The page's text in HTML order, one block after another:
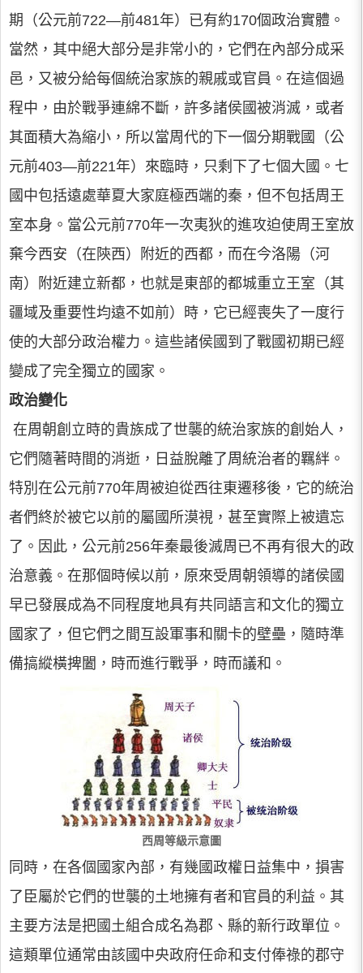
期（公元前722—前481年）已有約170個政治實體。
當然，其中絕大部分是非常小的，它們在內部分成采
邑，又被分給每個統治家族的親戚或官員。在這個過
程中，由於戰爭連綿不斷，許多諸侯國被消滅，或者
其面積大為縮小，所以當周代的下一個分期戰國（公
元前403—前221年）來臨時，只剩下了七個大國。七
國中包括遠處華夏大家庭極西端的秦，但不包括周王
室本身。當公元前770年一次夷狄的進攻迫使周王室放
棄今西安（在陝西）附近的西都，而在今洛陽（河
南）附近建立新都，也就是東部的都城重立王室（其
疆域及重要性均遠不如前）時，它已經喪失了一度行
使的大部分政治權力。這些諸侯國到了戰國初期已經
變成了完全獨立的國家。
政治變化
在周朝創立時的貴族成了世襲的統治家族的創始人，
它們隨著時間的消逝，日益脫離了周統治者的羈絆。
特別在公元前770年周被迫從西往東遷移後，它的統治
者們終於被它以前的屬國所漠視，甚至實際上被遺忘
了。因此，公元前256年秦最後滅周已不再有很大的政
治意義。在那個時候以前，原來受周朝領導的諸侯國
早已發展成為不同程度地具有共同語言和文化的獨立
國家了，但它們之間互設軍事和關卡的壁壘，隨時準
備搞縱橫捭闔，時而進行戰爭，時而議和。
西周等級示意圖
同時，在各個國家內部，有幾國政權日益集中，損害
了臣屬於它們的世襲的土地擁有者和官員的利益。其
主要方法是把國土組合成名為郡、縣的新行政單位。
這類單位通常由該國中央政府任命和支付俸祿的郡守